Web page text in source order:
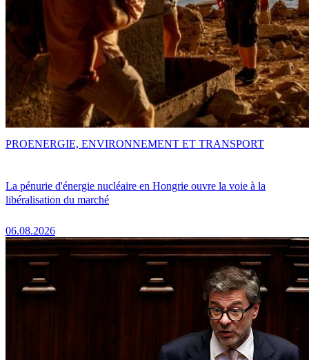
La pénurie d'énergie nucléaire en Hongrie ouvre la voie à la
libéralisation du marché
06.08.2026
PROENERGIE, ENVIRONNEMENT ET TRANSPORT